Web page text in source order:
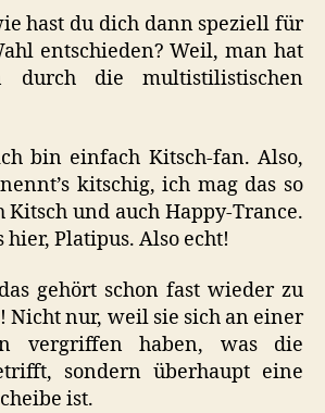
hast du dich dann speziell für
entschieden? Weil, man hat
durch die multistilistischen
bin einfach Kitsch-fan. Also,
kitschig, ich mag das so
Kitsch und auch Happy-Trance.
hier, Platipus. Also echt!
gehört schon fast wieder zu
Nicht nur, weil sie sich an einer
vergriffen haben, was die
sondern überhaupt eine
ist.